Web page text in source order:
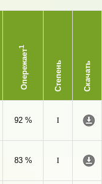
Опережает
1
Степень Скачать
92 %
I
83 %
I